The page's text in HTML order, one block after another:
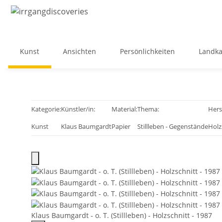
Kunst Ansichten Persönlichkeiten
Kategorie:
Kunst
Künstler/in:
Klaus Baumgardt
Material:
Papier
Thema:
Stillleben - Gegenstände
Klaus Baumgardt - o. T. (Stillleben) - Holzschnitt - 1987